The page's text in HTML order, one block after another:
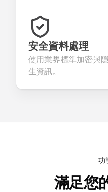
安全資料處理
使用業界標準加密與
生資訊。
功
滿足您